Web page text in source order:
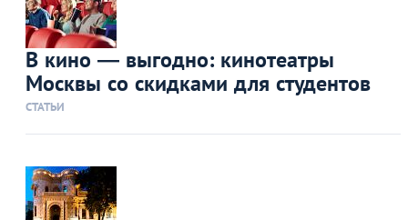
В кино — выгодно: кинотеатры
Москвы со скидками для студентов
СТАТЬИ